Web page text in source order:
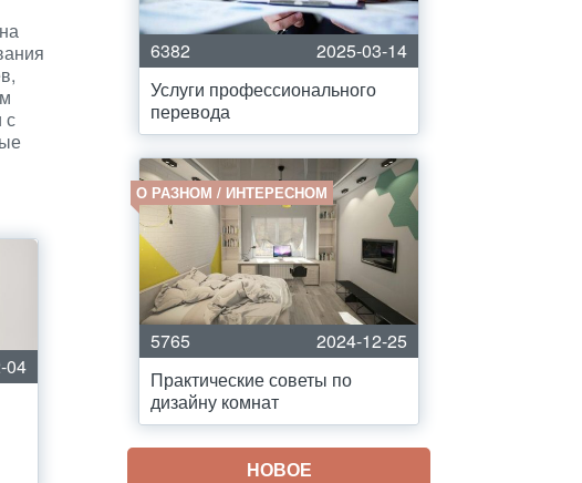
с
04
6382
2025-03-14
Услуги профессионального
перевода
О РАЗНОМ / ИНТЕРЕСНОМ
5765
2024-12-25
Практические советы по
дизайну комнат
НОВОЕ